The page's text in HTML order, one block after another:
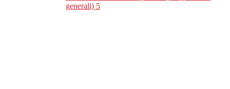
generali) 5